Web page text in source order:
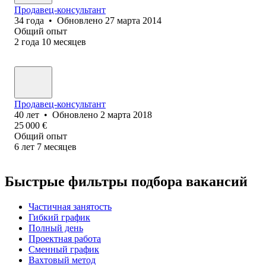
Продавец-консультант
34 года • Обновлено 27 марта 2014
Общий опыт
2 года 10 месяцев
Продавец-консультант
40 лет • Обновлено 2 марта 2018
25 000 €
Общий опыт
6 лет 7 месяцев
Быстрые фильтры подбора вакансий
Частичная занятость
Гибкий график
Полный день
Проектная работа
Сменный график
Вахтовый метод